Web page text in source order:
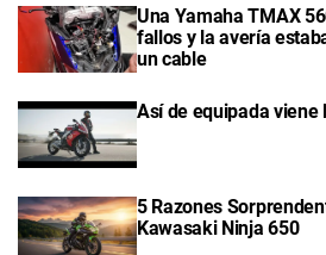
Una Yamaha TMAX
fallos y la avería
un cable
Así de equipada viene
5 Razones
Kawasaki Ninja 650